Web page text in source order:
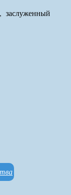
заслуженный